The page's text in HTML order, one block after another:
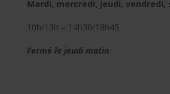
Mardi, mercredi, jeudi, vendredi,
10h/13h – 14h30/18h45
Fermé le jeudi matin